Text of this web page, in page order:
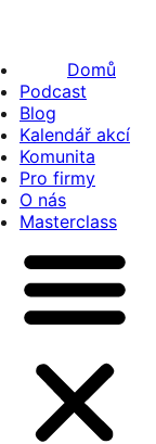
Domů
Podcast
Blog
Kalendář akcí
Komunita
Pro firmy
O nás
Masterclass